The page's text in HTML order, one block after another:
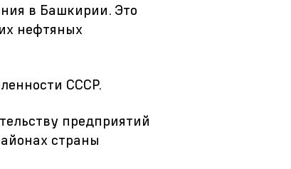
в Башкирии. Это
нефтяных
СССР.
предприятий
страны